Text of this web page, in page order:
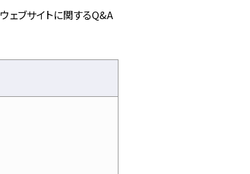
ウェブサイトに関するQ&A